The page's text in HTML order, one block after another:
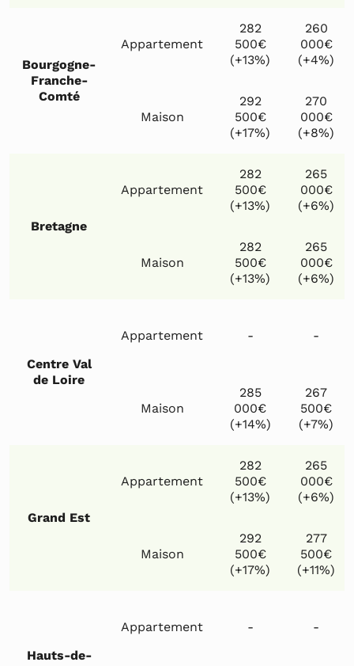
Bourgogne-
Franche-
Comté
Appartement
282
500€
(+13%)
260
000€
(+4%)
Maison
292
500€
(+17%)
270
000€
(+8%)
Bretagne
Appartement
282
500€
(+13%)
265
000€
(+6%)
Maison
282
500€
(+13%)
265
000€
(+6%)
Centre Val
de Loire
Appartement - -
Maison
285
000€
(+14%)
267
500€
(+7%)
Grand Est
Appartement
282
500€
(+13%)
265
000€
(+6%)
Maison
292
500€
(+17%)
277
500€
(+11%)
Hauts-de-
Appartement - -